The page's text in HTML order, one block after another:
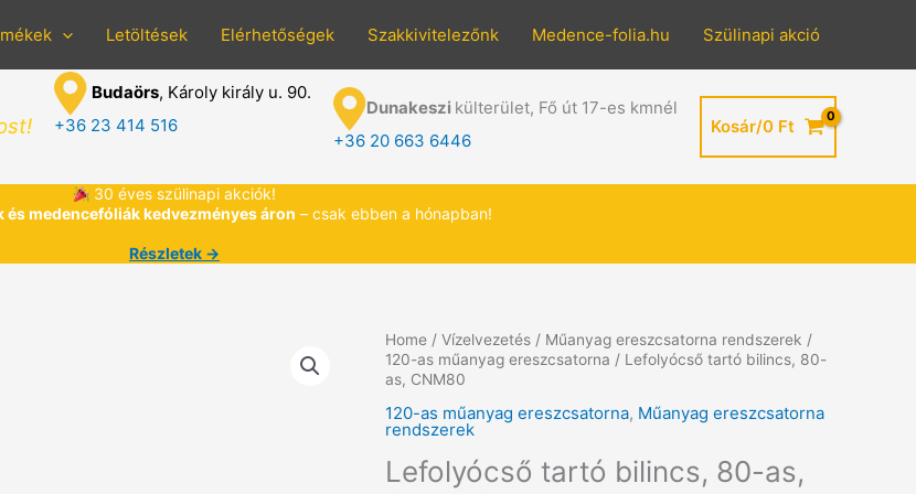
Letöltések Elérhetőségek Szakkivitelezőnk Medence-folia.hu Szülinapi akció
Budaörs, Károly király u. 90.
+36 23 414 516
Dunakeszi külterület, Fő út 17-es kmnél
+36 20 663 6446
Kosár/0 Ft
30 éves szülinapi akciók!
és medencefóliák kedvezményes áron – csak ebben a hónapban!
Részletek →
Home/ Vízelvezetés/ Műanyag ereszcsatorna rendszerek /
120-as műanyag ereszcsatorna / Lefolyócső tartó bilincs, 80-
as, CNM80
120-as műanyag ereszcsatorna, Műanyag ereszcsatorna
rendszerek
Lefolyócső tartó bilincs, 80-as,